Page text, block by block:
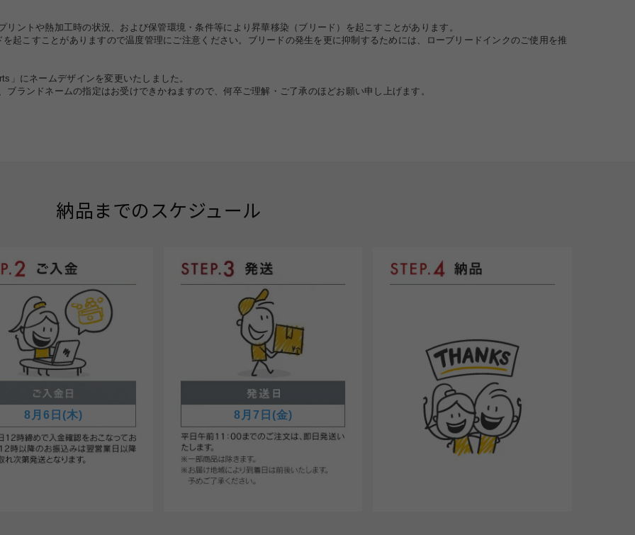
ントや熱加工時の状況、および保管環境・条件等により昇華移染（ブリード）を起こすことがあります。
こすことがありますので温度管理にご注意ください。ブリードの発生を更に抑制するためには、ローブリードインクのご使用を推
」にネームデザインを変更いたしました。
ランドネームの指定はお受けできかねますので、何卒ご理解・ご了承のほどお願い申し上げます。
納品までのスケジュール
8月6日(木) 8月7日(金)